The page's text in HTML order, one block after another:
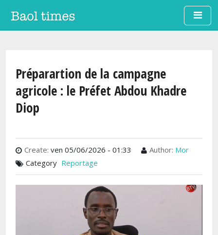
Aller au contenu principal
Préparartion de la campagne
agricole : le Préfet Abdou Khadre
Diop
Create: ven 05/06/2026 - 01:33 Author: Mor
Category Reportage